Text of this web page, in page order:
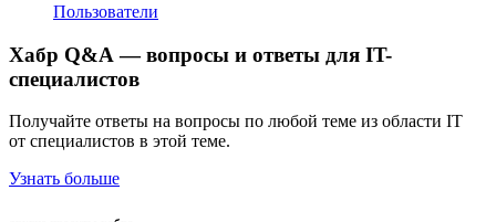
Пользователи
Хабр Q&A — вопросы и ответы для IT-
специалистов
Получайте ответы на вопросы по любой теме из области IT
от специалистов в этой теме.
Узнать больше